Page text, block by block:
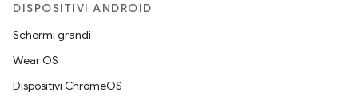
DISPOSITIVI ANDROID
Schermi grandi
Wear OS
Dispositivi ChromeOS